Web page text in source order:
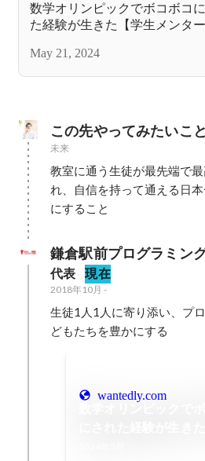
数学オリンピックでボコボコ
た経験が生きた【学生メンタ
May 21, 2024
この先やってみたいこと
未来
教室に通う生徒が最先端で
れ、自信を持って通える日
にすること
鎌倉駅前プログラミン
代表 現在
2018年10月 -
生徒1人1人に寄り添い、プ
どもたちを豊かにする
wantedly.com